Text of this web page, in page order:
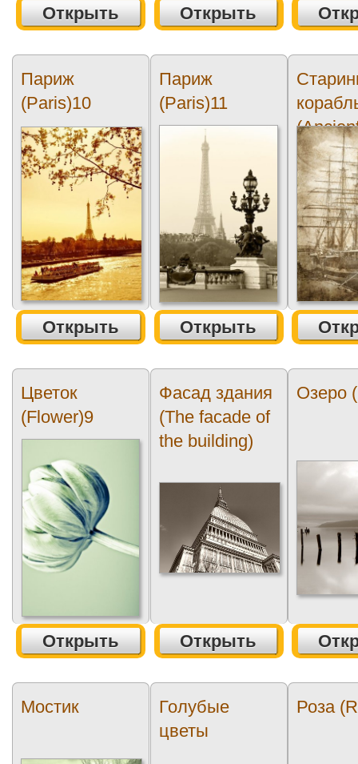
Открыть Открыть
Париж
(Paris)10
Открыть
Париж
(Paris)11
Открыть
Цветок
(Flower)9
Открыть
Фасад здания
(The facade of
the building)
Открыть
Озеро
Мостик
Голубые
цветы
Роза